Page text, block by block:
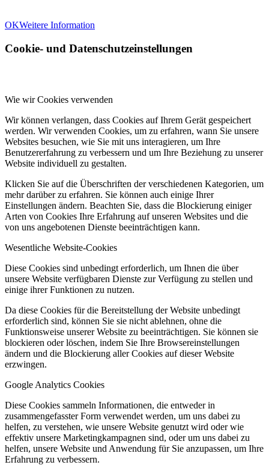
OKWeitere Information
Cookie- und Datenschutzeinstellungen
Wie wir Cookies verwenden
Wir können verlangen, dass Cookies auf Ihrem Gerät gespeichert
werden. Wir verwenden Cookies, um zu erfahren, wann Sie unsere
Websites besuchen, wie Sie mit uns interagieren, um Ihre
Benutzererfahrung zu verbessern und um Ihre Beziehung zu unserer
Website individuell zu gestalten.
Klicken Sie auf die Überschriften der verschiedenen Kategorien, um
mehr darüber zu erfahren. Sie können auch einige Ihrer
Einstellungen ändern. Beachten Sie, dass die Blockierung einiger
Arten von Cookies Ihre Erfahrung auf unseren Websites und die
von uns angebotenen Dienste beeinträchtigen kann.
Wesentliche Website-Cookies
Diese Cookies sind unbedingt erforderlich, um Ihnen die über
unsere Website verfügbaren Dienste zur Verfügung zu stellen und
einige ihrer Funktionen zu nutzen.
Da diese Cookies für die Bereitstellung der Website unbedingt
erforderlich sind, können Sie sie nicht ablehnen, ohne die
Funktionsweise unserer Website zu beeinträchtigen. Sie können sie
blockieren oder löschen, indem Sie Ihre Browsereinstellungen
ändern und die Blockierung aller Cookies auf dieser Website
erzwingen.
Google Analytics Cookies
Diese Cookies sammeln Informationen, die entweder in
zusammengefasster Form verwendet werden, um uns dabei zu
helfen, zu verstehen, wie unsere Website genutzt wird oder wie
effektiv unsere Marketingkampagnen sind, oder um uns dabei zu
helfen, unsere Website und Anwendung für Sie anzupassen, um Ihre
Erfahrung zu verbessern.